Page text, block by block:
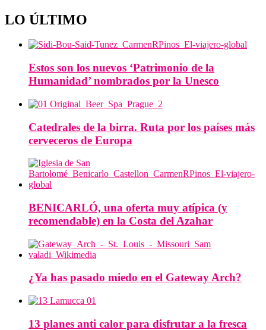
LO ÚLTIMO
Estos son los nuevos ‘Patrimonio de la
Humanidad’ nombrados por la Unesco
Catedrales de la birra. Ruta por los países más
cerveceros de Europa
BENICARLÓ, una oferta muy atípica (y
recomendable) en la Costa del Azahar
¿Ya has pasado miedo en el Gateway Arch?
13 planes anti calor para disfrutar a la fresca